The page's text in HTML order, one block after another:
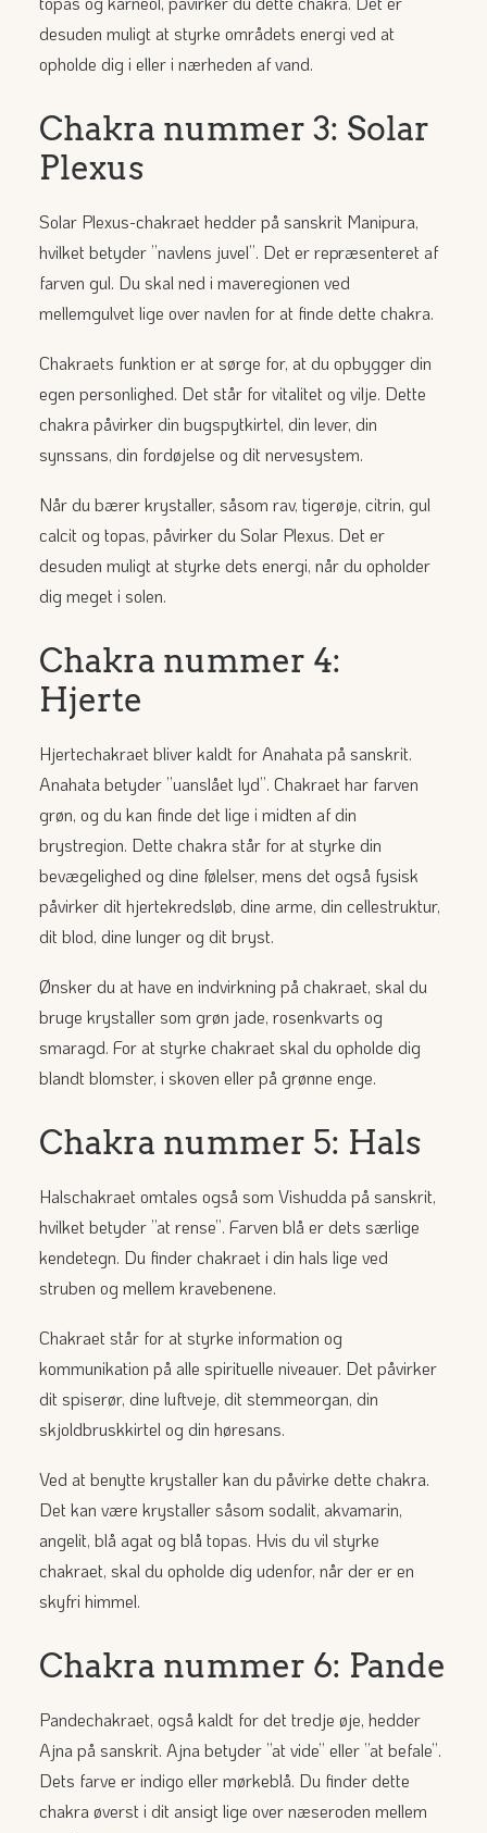
desuden muligt at styrke områdets energi ved at
opholde dig i eller i nærheden af vand.
Chakra nummer 3: Solar
Plexus
Solar Plexus-chakraet hedder på sanskrit Manipura,
hvilket betyder ”navlens juvel”. Det er repræsenteret af
farven gul. Du skal ned i maveregionen ved
mellemgulvet lige over navlen for at finde dette chakra.
Chakraets funktion er at sørge for, at du opbygger din
egen personlighed. Det står for vitalitet og vilje. Dette
chakra påvirker din bugspytkirtel, din lever, din
synssans, din fordøjelse og dit nervesystem.
Når du bærer krystaller, såsom rav, tigerøje, citrin, gul
calcit og topas, påvirker du Solar Plexus. Det er
desuden muligt at styrke dets energi, når du opholder
dig meget i solen.
Chakra nummer 4:
Hjerte
Hjertechakraet bliver kaldt for Anahata på sanskrit.
Anahata betyder ”uanslået lyd”. Chakraet har farven
grøn, og du kan finde det lige i midten af din
brystregion. Dette chakra står for at styrke din
bevægelighed og dine følelser, mens det også fysisk
påvirker dit hjertekredsløb, dine arme, din cellestruktur,
dit blod, dine lunger og dit bryst.
Ønsker du at have en indvirkning på chakraet, skal du
bruge krystaller som grøn jade, rosenkvarts og
smaragd. For at styrke chakraet skal du opholde dig
blandt blomster, i skoven eller på grønne enge.
Chakra nummer 5: Hals
Halschakraet omtales også som Vishudda på sanskrit,
hvilket betyder ”at rense”. Farven blå er dets særlige
kendetegn. Du finder chakraet i din hals lige ved
struben og mellem kravebenene.
Chakraet står for at styrke information og
kommunikation på alle spirituelle niveauer. Det påvirker
dit spiserør, dine luftveje, dit stemmeorgan, din
skjoldbruskkirtel og din høresans.
Ved at benytte krystaller kan du påvirke dette chakra.
Det kan være krystaller såsom sodalit, akvamarin,
angelit, blå agat og blå topas. Hvis du vil styrke
chakraet, skal du opholde dig udenfor, når der er en
skyfri himmel.
Chakra nummer 6: Pande
Pandechakraet, også kaldt for det tredje øje, hedder
Ajna på sanskrit. Ajna betyder ”at vide” eller ”at befale”.
Dets farve er indigo eller mørkeblå. Du finder dette
chakra øverst i dit ansigt lige over næseroden mellem